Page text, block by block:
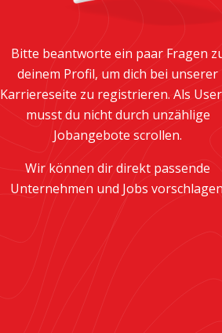
Bitte beantworte ein paar Fragen
deinem Profil, um dich bei unserer
Karriereseite zu registrieren. Als
musst du nicht durch unzählige
Jobangebote scrollen.
Wir können dir direkt passende
Unternehmen und Jobs